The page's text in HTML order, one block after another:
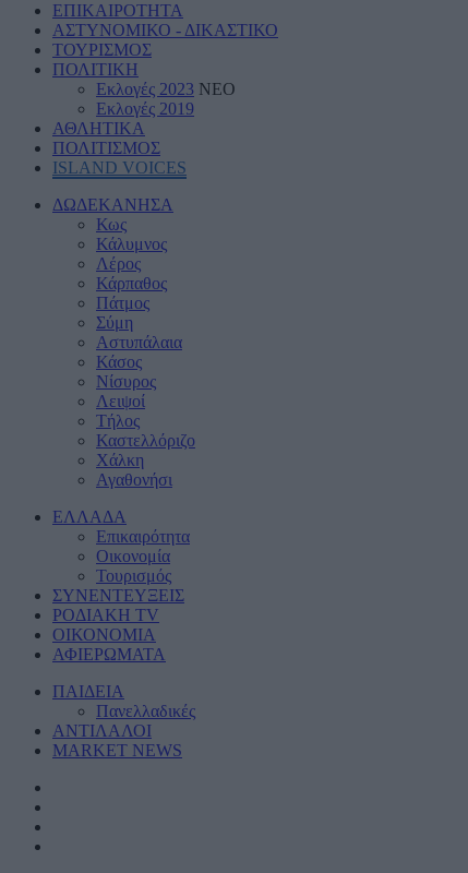
ΕΠΙΚΑΙΡΟΤΗΤΑ
ΑΣΤΥΝΟΜΙΚΟ - ΔΙΚΑΣΤΙΚΟ
ΤΟΥΡΙΣΜΟΣ
ΠΟΛΙΤΙΚΗ
Εκλογές 2023 ΝΕΟ
Εκλογές 2019
ΑΘΛΗΤΙΚΑ
ΠΟΛΙΤΙΣΜΟΣ
ISLAND VOICES
ΔΩΔΕΚΑΝΗΣΑ
Κως
Κάλυμνος
Λέρος
Κάρπαθος
Πάτμος
Σύμη
Αστυπάλαια
Κάσος
Νίσυρος
Λειψοί
Τήλος
Καστελλόριζο
Χάλκη
Αγαθονήσι
ΕΛΛΑΔΑ
Eπικαιρότητα
Οικονομία
Τουρισμός
ΣΥΝΕΝΤΕΥΞΕΙΣ
ΡΟΔΙΑΚΗ TV
ΟΙΚΟΝΟΜΙΑ
ΑΦΙΕΡΩΜΑΤΑ
ΠΑΙΔΕΙΑ
Πανελλαδικές
ΑΝΤΙΛΑΛΟΙ
MARKET NEWS